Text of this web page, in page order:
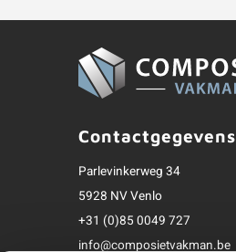
Contactgegevens
Parlevinkerweg 34
5928 NV Venlo
+31 (0)85 0049 727
info@composietvakman.be